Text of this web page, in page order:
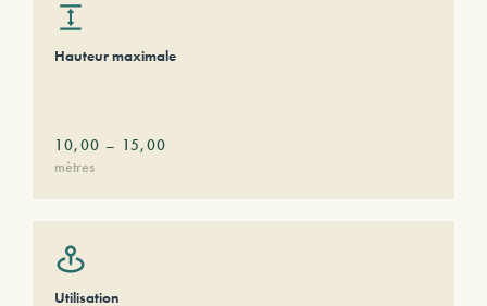
Hauteur maximale
10,00 – 15,00
mètres
Utilisation